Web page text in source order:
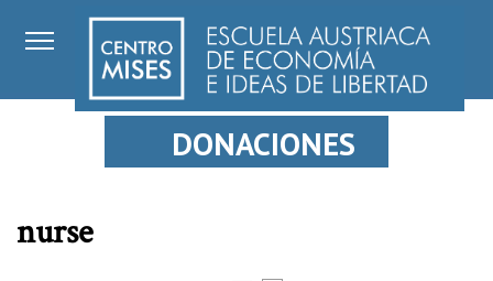
DONACIONES
nurse